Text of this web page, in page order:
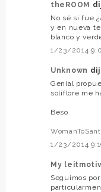
theROOM
No sé si fue
y en nueva
blanco y
1/23/2014
Unknown
Genial
soliflore me
Beso
1/23/2014
My leitmotiv
Seguimos